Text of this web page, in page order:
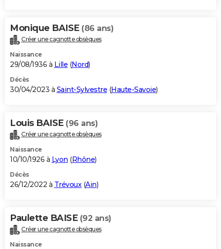
Monique BAISE (86 ans)
Créer une cagnotte obsèques
Naissance
29/08/1936 à Lille (Nord)
Décès
30/04/2023 à Saint-Sylvestre (Haute-Savoie)
Louis BAISE (96 ans)
Créer une cagnotte obsèques
Naissance
10/10/1926 à Lyon (Rhône)
Décès
26/12/2022 à Trévoux(Ain)
Paulette BAISE (92 ans)
Créer une cagnotte obsèques
Naissance